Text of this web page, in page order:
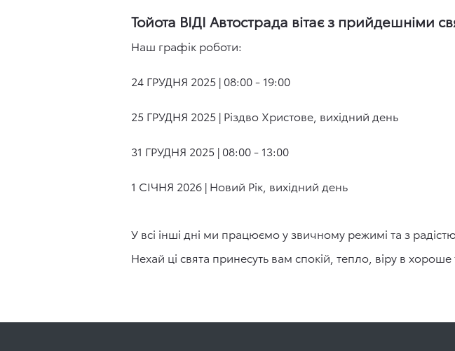
Тойота ВІДІ Автострада вітає з прийдешніми
Наш графік роботи:
24 ГРУДНЯ 2025 | 08:00 - 19:00
25 ГРУДНЯ 2025 | Різдво Христове, вихідний день
31 ГРУДНЯ 2025 | 08:00 - 13:00
1 СІЧНЯ 2026 | Новий Рік, вихідний день
У всі інші дні ми працюємо у звичному режимі та з
Нехай ці свята принесуть вам спокій, тепло, віру в